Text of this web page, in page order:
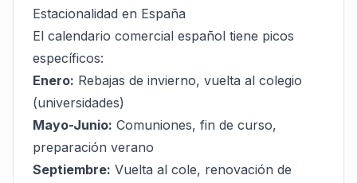
Estacionalidad en España
El calendario comercial español tiene picos
específicos:
Enero: Rebajas de invierno, vuelta al colegio
(universidades)
Mayo-Junio: Comuniones, fin de curso,
preparación verano
Septiembre: Vuelta al cole, renovación de